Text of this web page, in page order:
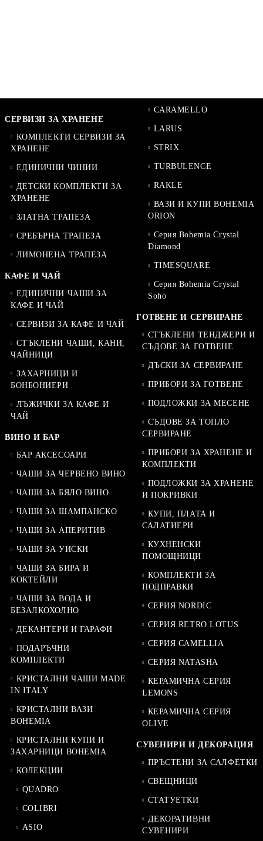
СЕРВИЗИ ЗА ХРАНЕНЕ
КОМПЛЕКТИ СЕРВИЗИ ЗА
ХРАНЕНЕ
ЕДИНИЧНИ ЧИНИИ
ДЕТСКИ КОМПЛЕКТИ ЗА
ХРАНЕНЕ
ЗЛАТНА ТРАПЕЗА
СРЕБЪРНА ТРАПЕЗА
ЛИМОНЕНА ТРАПЕЗА
КАФЕ И ЧАЙ
ЕДИНИЧНИ ЧАШИ ЗА
КАФЕ И ЧАЙ
СЕРВИЗИ ЗА КАФЕ И ЧАЙ
СТЪКЛЕНИ ЧАШИ, КАНИ,
ЧАЙНИЦИ
ЗАХАРНИЦИ И
БОНБОНИЕРИ
ЛЪЖИЧКИ ЗА КАФЕ И
ЧАЙ
ВИНО И БАР
БАР АКСЕСОАРИ
ЧАШИ ЗА ЧЕРВЕНО ВИНО
ЧАШИ ЗА БЯЛО ВИНО
ЧАШИ ЗА ШАМПАНСКО
ЧАШИ ЗА АПЕРИТИВ
ЧАШИ ЗА УИСКИ
ЧАШИ ЗА БИРА И
КОКТЕЙЛИ
ЧАШИ ЗА ВОДА И
БЕЗАЛКОХОЛНО
ДЕКАНТЕРИ И ГАРАФИ
ПОДАРЪЧНИ
КОМПЛЕКТИ
КРИСТАЛНИ ЧАШИ MADE
IN ITALY
КРИСТАЛНИ ВАЗИ
BOHEMIA
КРИСТАЛНИ КУПИ И
ЗАХАРНИЦИ BOHEMIA
КОЛЕКЦИИ
QUADRO
COLIBRI
ASIO
CARAMELLO
LARUS
STRIX
TURBULENCE
RAKLE
ВАЗИ И КУПИ BOHEMIA
ORION
Серия Bohemia Crystal
Diamond
TIMESQUARE
Серия Bohemia Crystal
Soho
ГОТВЕНЕ И СЕРВИРАНЕ
СТЪКЛЕНИ ТЕНДЖЕРИ И
СЪДОВЕ ЗА ГОТВЕНЕ
ДЪСКИ ЗА СЕРВИРАНЕ
ПРИБОРИ ЗА ГОТВЕНЕ
ПОДЛОЖКИ ЗА МЕСЕНЕ
СЪДОВЕ ЗА ТОПЛО
СЕРВИРАНЕ
ПРИБОРИ ЗА ХРАНЕНЕ И
КОМПЛЕКТИ
ПОДЛОЖКИ ЗА ХРАНЕНЕ
И ПОКРИВКИ
КУПИ, ПЛАТА И
САЛАТИЕРИ
КУХНЕНСКИ
ПОМОЩНИЦИ
КОМПЛЕКТИ ЗА
ПОДПРАВКИ
СЕРИЯ NORDIC
СЕРИЯ RETRO LOTUS
СЕРИЯ CAMELLIA
СЕРИЯ NATASHA
КЕРАМИЧНА СЕРИЯ
LEMONS
КЕРАМИЧНА СЕРИЯ
OLIVE
СУВЕНИРИ И ДЕКОРАЦИЯ
ПРЪСТЕНИ ЗА САЛФЕТКИ
СВЕЩНИЦИ
СТАТУЕТКИ
ДЕКОРАТИВНИ
СУВЕНИРИ